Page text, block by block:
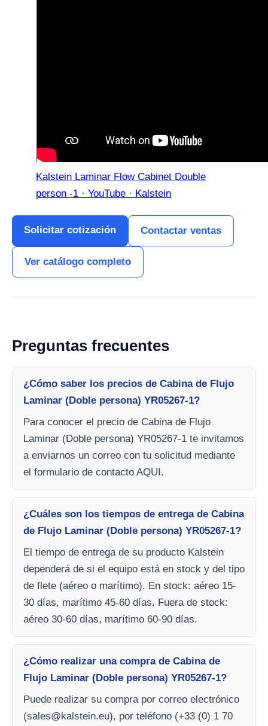
Kalstein Laminar Flow Cabinet Double
person -1 · YouTube · Kalstein
Solicitar cotización Contactar ventas
Ver catálogo completo
Preguntas frecuentes
¿Cómo saber los precios de Cabina de Flujo
Laminar (Doble persona) YR05267-1?
Para conocer el precio de Cabina de Flujo
Laminar (Doble persona) YR05267-1 te invitamos
a enviarnos un correo con tu solicitud mediante
el formulario de contacto AQUI.
¿Cuáles son los tiempos de entrega de Cabina
de Flujo Laminar (Doble persona) YR05267-1?
El tiempo de entrega de su producto Kalstein
dependerá de si el equipo está en stock y del tipo
de flete (aéreo o marítimo). En stock: aéreo 15-
30 días, marítimo 45-60 días. Fuera de stock:
aéreo 30-60 días, marítimo 60-90 días.
¿Cómo realizar una compra de Cabina de
Flujo Laminar (Doble persona) YR05267-1?
Puede realizar su compra por correo electrónico
(sales@kalstein.eu), por teléfono (+33 (0) 1 70